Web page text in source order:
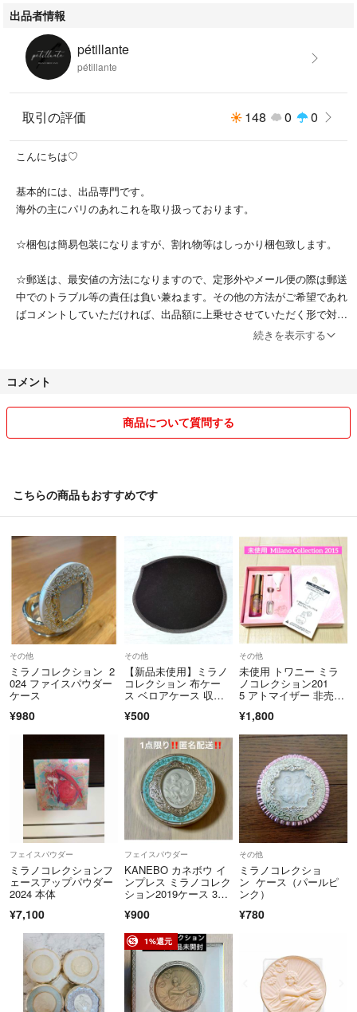
出品者情報
pétillante
pétillante
取引の評価 148 0 0
こんにちは♡
基本的には、出品専門です。
海外の主にパリのあれこれを取り扱っております。
☆梱包は簡易包装になりますが、割れ物等はしっかり梱包致します。
☆郵送は、最安値の方法になりますので、定形外やメール便の際は郵送
中でのトラブル等の責任は負い兼ねます。その他の方法がご希望であれ
ばコメントしていただければ、出品額に上乗せさせていただく形で対応
額に近い方にお譲りしたいと思ってますので、交渉中だったとしても、
ます。その点はご了承くださいm(_ _)m
品も受け付けませんので、気になることなどあれば、コメントくださ
い。写真の取り直しや、出来ることであれば対応致します。
☆他サイトにも出品しておりますのでご了承下さい。
☆着画はお断りしております。
☆タバコは吸いません。
☆基本的には翌日または翌々日には発送致しますが、旅行が趣味なの
で、旅行中は配送手続きが遅くなります。その旨はプロフィールにてお
伝え致しますので、ご了承ください。
なるべくスムーズな取引をしたいですので、よろしくお願い致しますm
(_ _)m
続きを表示する
コメント
商品について質問する
こちらの商品もおすすめです
その他
ミラノコレクション 2
024 ファイスパウダー
ケース
¥980
その他
【新品未使用】ミラノ
コレクション 布ケー
ス ベロアケース 収納
¥500
その他
未使用 トワニー ミラ
ノコレクション201
5 アトマイザー 非売
¥1,800
フェイスパウダー
ミラノコレクションフ
ェースアップパウダー
2024 本体
¥7,100
フェイスパウダー
KANEBO カネボウ イ
ンプレス ミラノコレク
ション2019ケース 30g
¥900
その他
ミラノコレクショ
ン ケース（パールピ
ンク）
¥780
1%還元